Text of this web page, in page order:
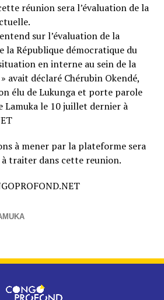
réunion sera l’évaluation de la
sur l’évaluation de la
la République démocratique du
en interne au sein de la
avait déclaré Chérubin Okendé,
élu de Lukunga et porte parole
Lamuka le 10 juillet dernier à
à mener par la plateforme sera
à traiter dans cette reunion.